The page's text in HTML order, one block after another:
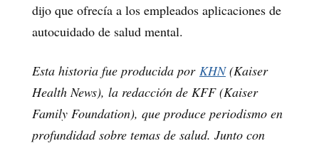
dijo que ofrecía a los empleados aplicaciones de
autocuidado de salud mental.
Esta historia fue producida por KHN(Kaiser
Health News), la redacción de KFF (Kaiser
Family Foundation), que produce periodismo en
profundidad sobre temas de salud. Junto con